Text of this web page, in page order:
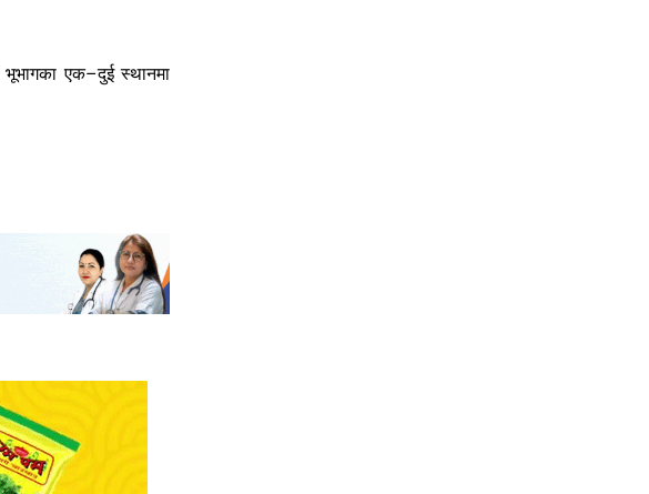
भूभागका एक–दुई स्थानमा